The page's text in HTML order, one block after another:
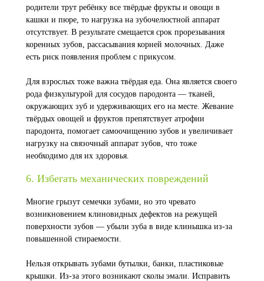
родители трут ребёнку все твёрдые фрукты и овощи в
кашки и пюре, то нагрузка на зубочелюстной аппарат
отсутствует. В результате смещается срок прорезывания
коренных зубов, рассасывания корней молочных. Даже
есть риск появления проблем с прикусом.
Для взрослых тоже важна твёрдая еда. Она является своего
рода физкультурой для сосудов пародонта — тканей,
окружающих зуб и удерживающих его на месте. Жевание
твёрдых овощей и фруктов препятствует атрофии
пародонта, помогает самоочищению зубов и увеличивает
нагрузку на связочный аппарат зубов, что тоже
необходимо для их здоровья.
6. Избегать механических повреждений
Многие грызут семечки зубами, но это чревато
возникновением клиновидных дефектов на режущей
поверхности зубов — убыли зуба в виде клинышка из-за
повышенной стираемости.
Нельзя открывать зубами бутылки, банки, пластиковые
крышки. Из-за этого возникают сколы эмали. Исправить